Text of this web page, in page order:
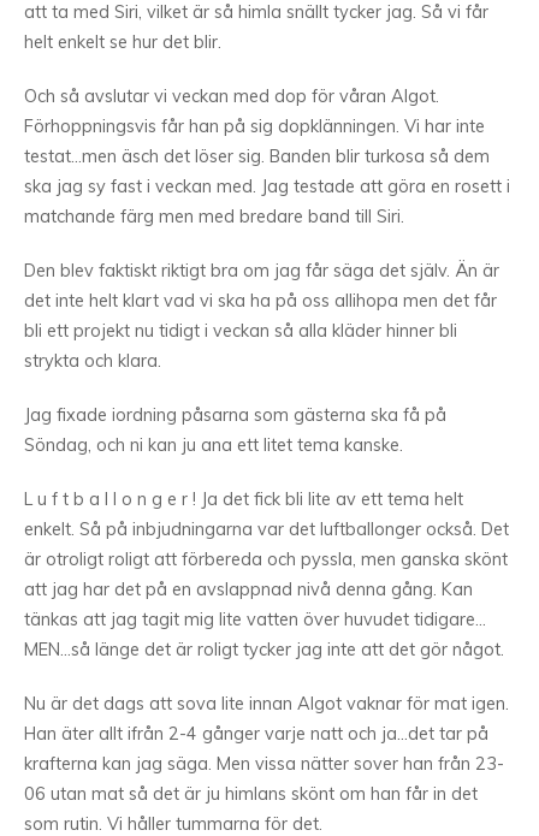
att ta med Siri, vilket är så himla snällt tycker jag. Så vi får
helt enkelt se hur det blir.
Och så avslutar vi veckan med dop för våran Algot.
Förhoppningsvis får han på sig dopklänningen. Vi har inte
testat…men äsch det löser sig. Banden blir turkosa så dem
ska jag sy fast i veckan med. Jag testade att göra en rosett i
matchande färg men med bredare band till Siri.
Den blev faktiskt riktigt bra om jag får säga det själv. Än är
det inte helt klart vad vi ska ha på oss allihopa men det får
bli ett projekt nu tidigt i veckan så alla kläder hinner bli
strykta och klara.
Jag fixade iordning påsarna som gästerna ska få på
Söndag, och ni kan ju ana ett litet tema kanske.
L u f t b a l l o n g e r ! Ja det fick bli lite av ett tema helt
enkelt. Så på inbjudningarna var det luftballonger också. Det
är otroligt roligt att förbereda och pyssla, men ganska skönt
att jag har det på en avslappnad nivå denna gång. Kan
tänkas att jag tagit mig lite vatten över huvudet tidigare…
MEN…så länge det är roligt tycker jag inte att det gör något.
Nu är det dags att sova lite innan Algot vaknar för mat igen.
Han äter allt ifrån 2-4 gånger varje natt och ja…det tar på
krafterna kan jag säga. Men vissa nätter sover han från 23-
06 utan mat så det är ju himlans skönt om han får in det
som rutin. Vi håller tummarna för det.